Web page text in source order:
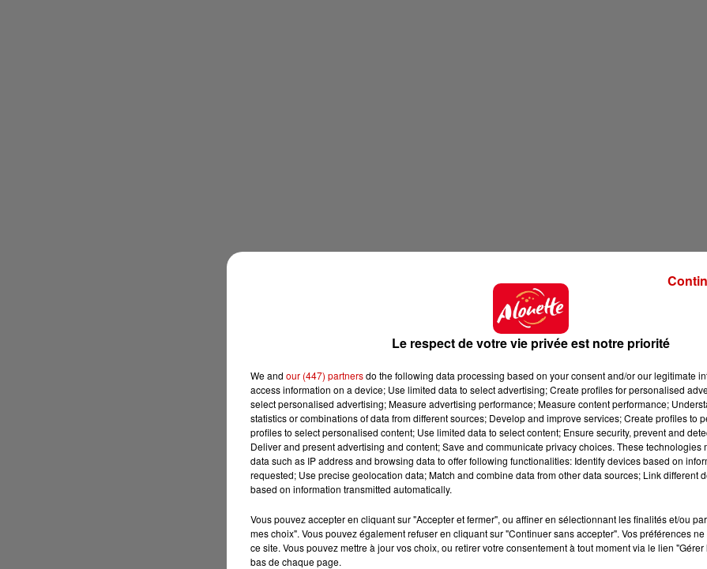
Le respect de votre vie privée est notre priorité
We and our (447) partnersdo the following data processing based on your consent and/or our legitimate
access information on a device; Use limited data to select advertising; Create profiles for personalised
select personalised advertising; Measure advertising performance; Measure content performance;
statistics or combinations of data from different sources; Develop and improve services; Create profiles to
profiles to select personalised content; Use limited data to select content; Ensure security, prevent and
Deliver and present advertising and content; Save and communicate privacy choices. These technologies
data such as IP address and browsing data to offer following functionalities: Identify devices based on
requested; Use precise geolocation data; Match and combine data from other data sources; Link different
based on information transmitted automatically.
Vous pouvez accepter en cliquant sur "Accepter et fermer", ou affiner en sélectionnant les finalités et/ou
mes choix". Vous pouvez également refuser en cliquant sur "Continuer sans accepter". Vos préférences
ce site. Vous pouvez mettre à jour vos choix, ou retirer votre consentement à tout moment via le lien
bas de chaque page.